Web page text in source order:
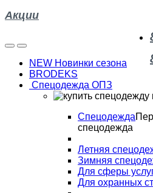
Акции
NEW Новинки сезона
BRODEKS
Спецодежда ОПЗ
Спецодежда
спецодежда
Летняя
Зимняя
Для сферы
Для охранных